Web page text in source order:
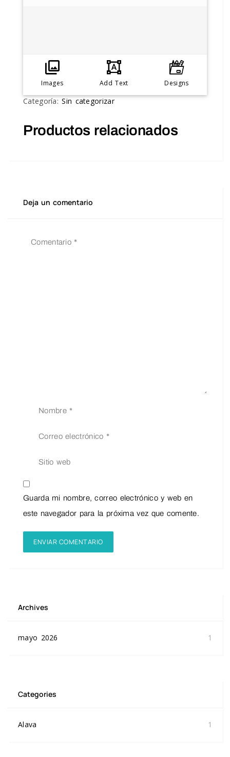
Images Add Text Designs
Categoría:Sin categorizar
Productos relacionados
Deja un comentario
Guarda mi nombre, correo electrónico y web en
este navegador para la próxima vez que comente.
Archives
mayo 2026 1
Categories
Alava 1